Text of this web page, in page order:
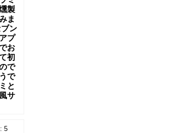
製
ま
ン
プ
お
初
で
で
と
サ
5